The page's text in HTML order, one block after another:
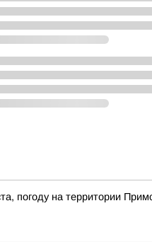
погоду на территории